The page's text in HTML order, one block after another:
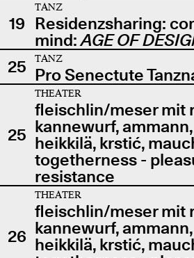
19
TANZ
Residenzsharing:
mind:AGE OF
25
TANZ
Pro Senectute
25
THEATER
fleischlin/meser mit
kannewurf,
heikkilä, krstić,
togetherness -
resistance
26
THEATER
fleischlin/meser mit
kannewurf,
heikkilä, krstić,